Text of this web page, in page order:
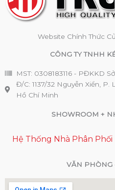
Website Chính Thức
CÔNG TY TNHH
MST: 0308183116 - PĐKKD
Đ/C: 1137/32 Nguyễn Xiển, P.
Hồ Chí Minh
SHOWROOM +
Hệ Thống Nhà Phân Phối
VĂN PHÒNG